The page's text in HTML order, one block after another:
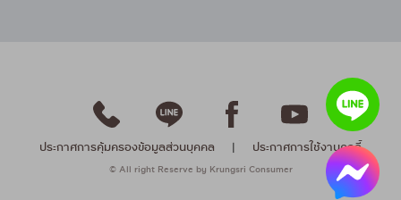
ประกาศการคุ้มครองข้อมูลส่วนบุคคล | ประกาศการใช้งานคุกกี้
© All right Reserve by Krungsri Consumer